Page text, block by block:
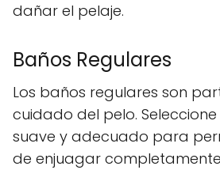
dañar el pelaje.
Baños Regulares
Los baños regulares son
cuidado del pelo.
suave y adecuado para
de enjuagar